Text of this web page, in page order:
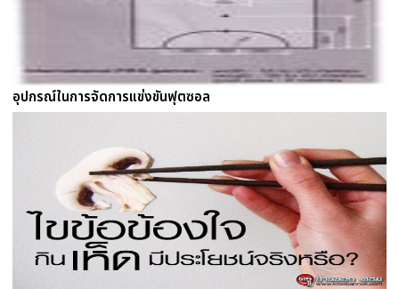
อุปกรณ์ในการจัดการแข่งขันฟุตซอล